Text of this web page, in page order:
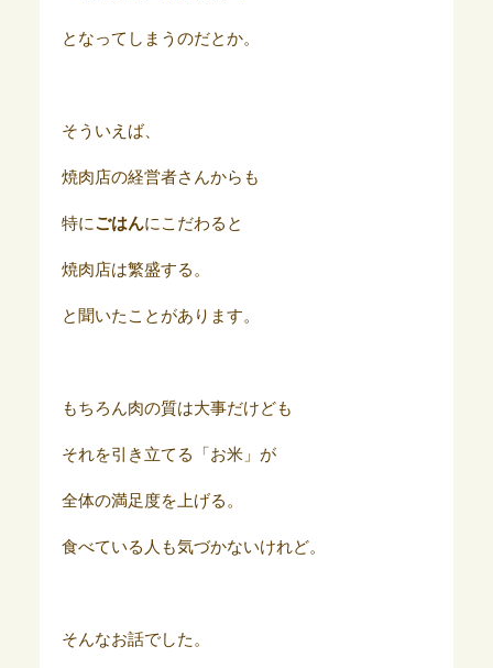
となってしまうのだとか。
そういえば、
焼肉店の経営者さんからも
特にごはんにこだわると
焼肉店は繁盛する。
と聞いたことがあります。
もちろん肉の質は大事だけども
それを引き立てる「お米」が
全体の満足度を上げる。
食べている人も気づかないけれど。
そんなお話でした。